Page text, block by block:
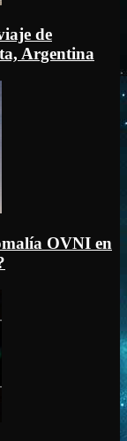
de
Argentina
OVNI en